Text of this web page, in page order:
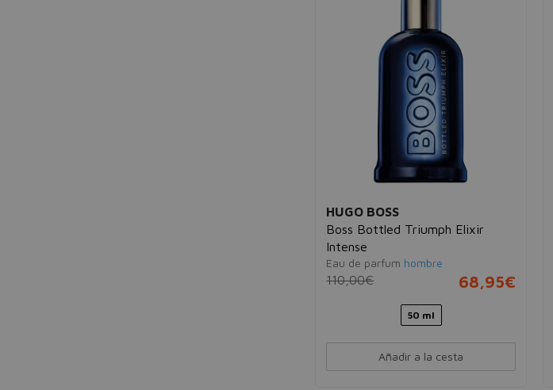
HUGO BOSS
Boss Bottled Triumph Elixir
Intense
Eau de parfum hombre
110,00€ 68,95€
50 ml
Añadir a la cesta